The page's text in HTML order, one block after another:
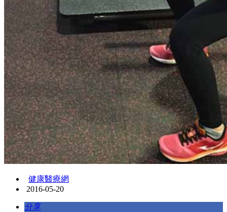
健康醫療網
2016-05-20
分享